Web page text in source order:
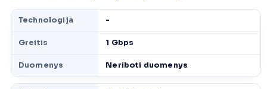
Technologija -
Greitis 1 Gbps
Duomenys Neriboti duomenys